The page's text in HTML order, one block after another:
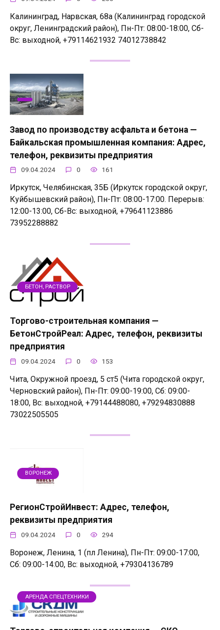
Калининград, Нарвская, 68а (Калининград городской
округ, Ленинградский район), Пн-Пт: 08:00-18:00, Сб-
Вс: выходной, +79114621932 74012738842
Завод по производству асфальта и бетона —
Байкальская промышленная компания: Адрес,
телефон, реквизиты предприятия
09.04.2024 0 161
Иркутск, Челябинская, 35Б (Иркутск городской округ,
Куйбышевский район), Пн-Пт: 08:00-17:00. Перерыв:
12:00-13:00, Сб-Вс: выходной, +79641123886
73952288882
БЕТОН, РАСТВОР
Торгово-строительная компания —
БетонСтройРеал: Адрес, телефон, реквизиты
предприятия
09.04.2024 0 153
Чита, Окружной проезд, 5 ст5 (Чита городской округ,
Черновский район), Пн-Пт: 09:00-19:00, Сб: 09:00-
18:00, Вс: выходной, +79144488080, +79294830888
73022505505
ВОРОНЕЖ
РегионСтройИнвест: Адрес, телефон,
реквизиты предприятия
09.04.2024 0 294
Воронеж, Ленина, 1 (пл Ленина), Пн-Пт: 09:00-17:00,
Сб: 09:00-14:00, Вс: выходной, +79304136789
АРЕНДА СПЕЦТЕХНИКИ